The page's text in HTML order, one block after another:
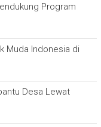
Program
Muda Indonesia di
Desa Lewat